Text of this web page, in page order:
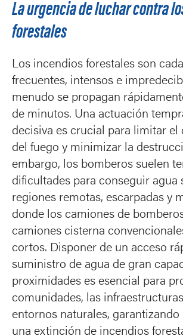
La urgencia de luchar contra
forestales
Los incendios forestales son
frecuentes, intensos e
menudo se propagan
de minutos. Una actuación
decisiva es crucial para limitar el
del fuego y minimizar la
embargo, los bomberos suelen
dificultades para conseguir agua
regiones remotas, escarpadas y
donde los camiones de
camiones cisterna
cortos. Disponer de un acceso
suministro de agua de gran
proximidades es esencial para
comunidades, las
entornos naturales,
una extinción de incendios